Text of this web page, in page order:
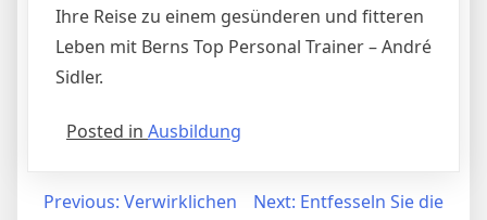
Ihre Reise zu einem gesünderen und fitteren
Leben mit Berns Top Personal Trainer – André
Sidler.
Posted in Ausbildung
Post
Previous: Verwirklichen
Next: Entfesseln Sie die